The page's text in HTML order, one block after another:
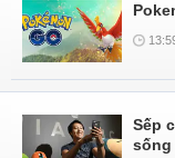
Sếp
sống